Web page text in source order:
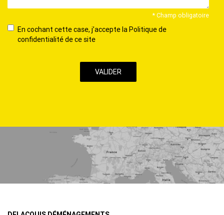
* Champ obligatoire
En
cochant
ce
En cochant cette case, j’accepte la Politique de
confidentialité de ce site